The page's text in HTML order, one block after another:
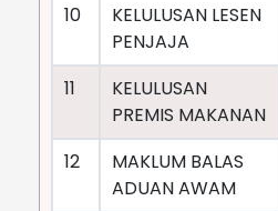
10
KELULUSAN LESEN
PENJAJA
11
KELULUSAN
PREMIS MAKANAN
12
MAKLUM BALAS
ADUAN AWAM